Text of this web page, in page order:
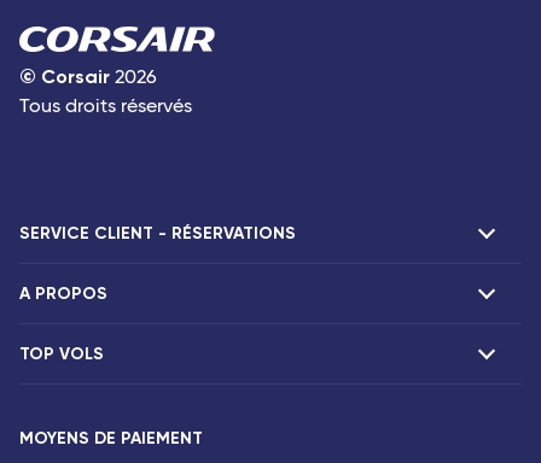
© Corsair 2026
Tous droits réservés
SERVICE CLIENT - RÉSERVATIONS
F.A.Q et contacts
Destinations
A PROPOS
Présentation
Espace presse
TOP VOLS
MOYENS DE PAIEMENT